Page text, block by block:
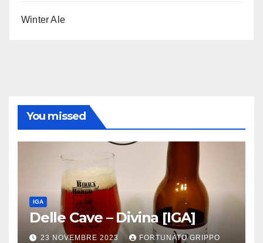
Winter Ale
You missed
IGA
Delle Cave – Divina [IGA]
23 NOVEMBRE 2023 FORTUNATO GRIPPO